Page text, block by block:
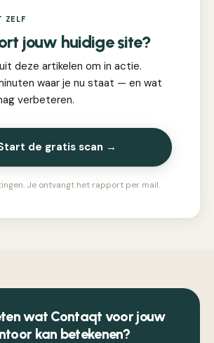
ZELF
jouw huidige site?
deze artikelen om in actie.
waar je nu staat — en wat
verbeteren.
de gratis scan →
Je ontvangt het rapport per mail.
wat Contaqt voor jouw
kan betekenen?